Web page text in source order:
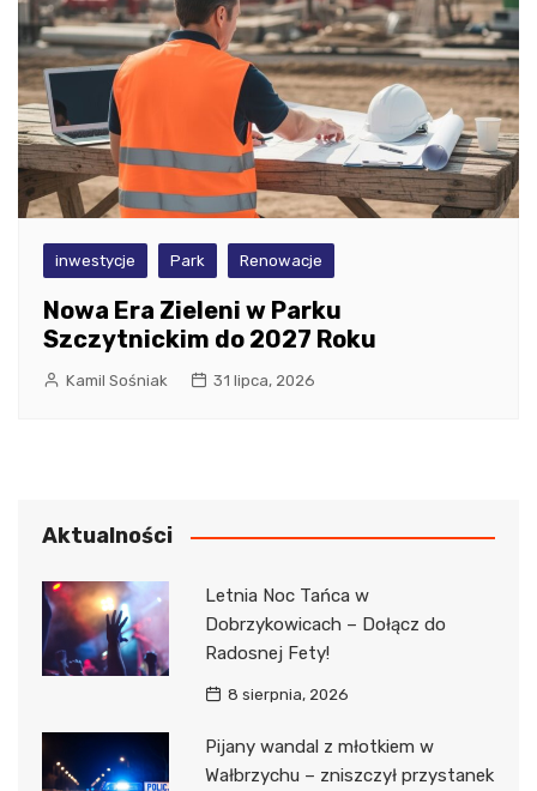
inwestycje Park Renowacje
Nowa Era Zieleni w Parku
Szczytnickim do 2027 Roku
Kamil Sośniak 31 lipca, 2026
Aktualności
Letnia Noc Tańca w
Dobrzykowicach – Dołącz do
Radosnej Fety!
8 sierpnia, 2026
Pijany wandal z młotkiem w
Wałbrzychu – zniszczył przystanek